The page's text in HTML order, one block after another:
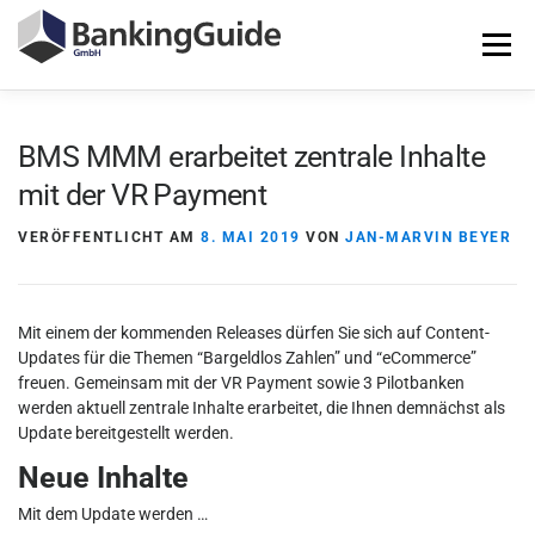
Zum
Inhalt
springen
Menü
KONTAKT
BMS MMM erarbeitet zentrale Inhalte
mit der VR Payment
VERÖFFENTLICHT AM 8. MAI 2019 VON JAN-MARVIN BEYER
Mit einem der kommenden Releases dürfen Sie sich auf Content-
Updates für die Themen “Bargeldlos Zahlen” und “eCommerce”
freuen. Gemeinsam mit der VR Payment sowie 3 Pilotbanken
werden aktuell zentrale Inhalte erarbeitet, die Ihnen demnächst als
Update bereitgestellt werden.
Neue Inhalte
Mit dem Update werden …